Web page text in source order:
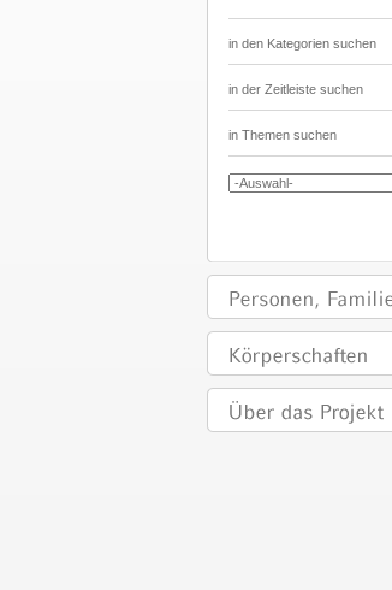
in den Kategorien suchen
in der Zeitleiste suchen
in Themen suchen